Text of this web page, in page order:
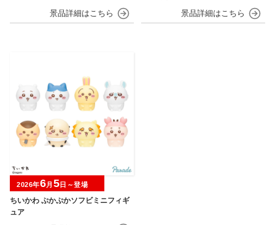
ちいかわ ぷかぷかソフビミニフィギ
ュア
2026年6月 5 日～登場